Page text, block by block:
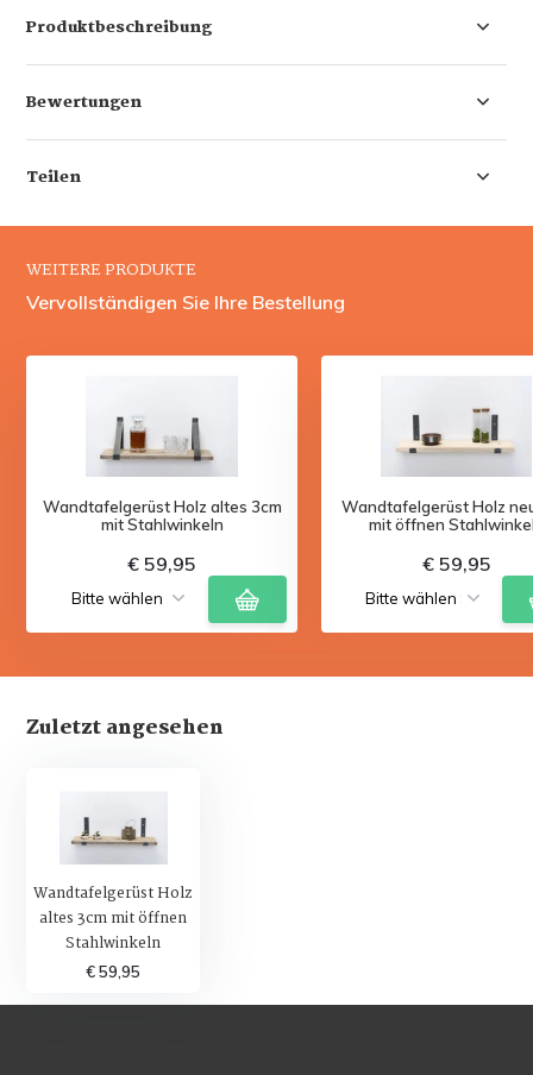
Produktbeschreibung
Bewertungen
Teilen
WEITERE PRODUKTE
Vervollständigen Sie Ihre Bestellung
Wandtafelgerüst Holz altes 3cm
mit Stahlwinkeln
€ 59,95
Wandtafelgerüst Holz
mit öffnen
€ 59,95
Zuletzt angesehen
Wandtafelgerüst Holz
altes 3cm mit öffnen
Stahlwinkeln
€ 59,95